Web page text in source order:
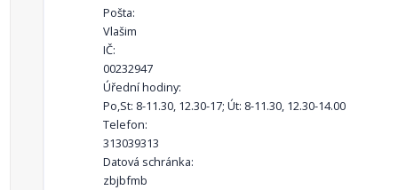
Pošta:
Vlašim
IČ:
00232947
Úřední hodiny:
Po,St: 8-11.30, 12.30-17; Út: 8-11.30, 12.30-14.00
Telefon:
313039313
Datová schránka:
zbjbfmb